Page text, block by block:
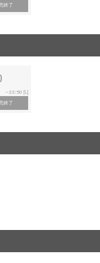
終了
~ 22:50 [L]
終了